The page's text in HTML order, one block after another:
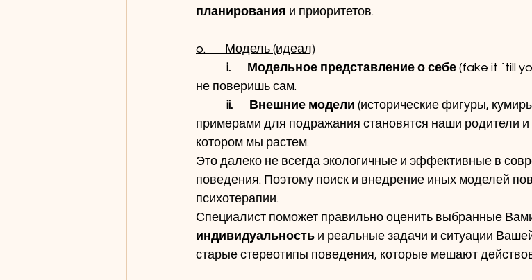
планирования и приоритетов.
o.       Модель (идеал)
i.      Модельное представление о себе (fake it ´till
не поверишь сам.
ii.      Внешние модели (исторические фигуры,
примерами для подражания становятся наши родители
котором мы растем.
Это далеко не всегда экологичные и эффективные в
поведения. Поэтому поиск и внедрение иных моделей
психотерапии.
Специалист поможет правильно оценить выбранные
индивидуальность и реальные задачи и ситуации
старые стереотипы поведения, которые мешают